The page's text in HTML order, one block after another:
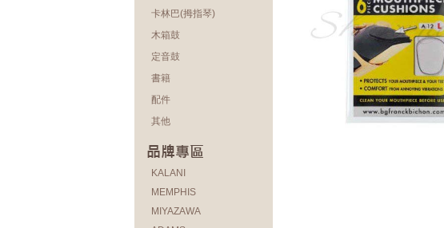
卡林巴(拇指琴)
木箱鼓
定音鼓
書籍
配件
其他
KALANI
MEMPHIS
MIYAZAWA